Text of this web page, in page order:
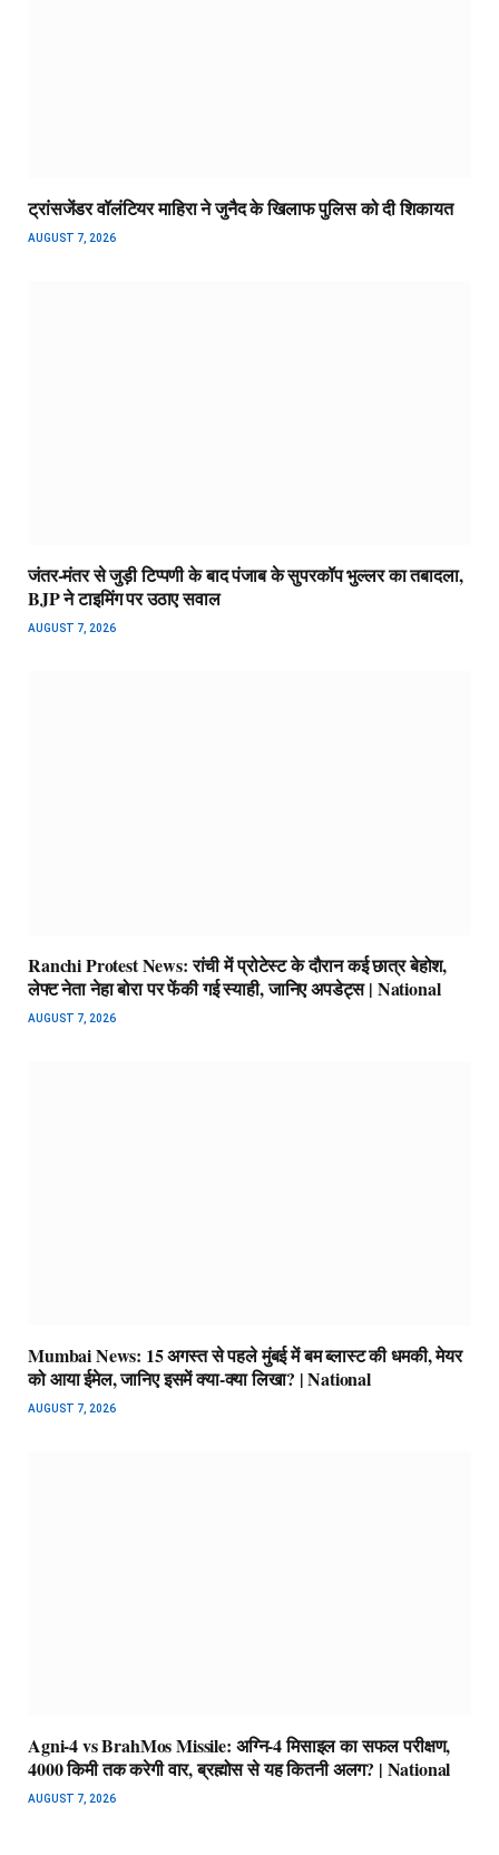
ट्रांसजेंडर वॉलंटियर माहिरा ने जुनैद के खिलाफ पुलिस को दी शिकायत
AUGUST 7, 2026
जंतर-मंतर से जुड़ी टिप्पणी के बाद पंजाब के सुपरकॉप भुल्लर का तबादला,
BJP ने टाइमिंग पर उठाए सवाल
AUGUST 7, 2026
Ranchi Protest News: रांची में प्रोटेस्ट के दौरान कई छात्र बेहोश,
लेफ्ट नेता नेहा बोरा पर फेंकी गई स्याही, जानिए अपडेट्स | National
AUGUST 7, 2026
Mumbai News: 15 अगस्त से पहले मुंबई में बम ब्लास्ट की धमकी, मेयर
को आया ईमेल, जानिए इसमें क्या-क्या लिखा? | National
AUGUST 7, 2026
Agni-4 vs BrahMos Missile: अग्नि-4 मिसाइल का सफल परीक्षण,
4000 किमी तक करेगी वार, ब्रह्मोस से यह कितनी अलग? | National
AUGUST 7, 2026